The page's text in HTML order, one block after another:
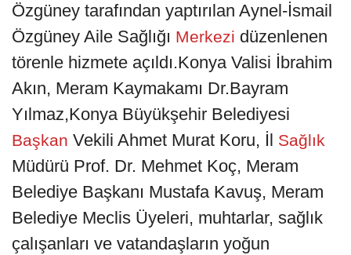
Özgüney tarafından yaptırılan Aynel-İsmail
Özgüney Aile Sağlığı Merkezi düzenlenen
törenle hizmete açıldı.Konya Valisi İbrahim
Akın, Meram Kaymakamı Dr.Bayram
Yılmaz,Konya Büyükşehir Belediyesi
Başkan Vekili Ahmet Murat Koru, İl Sağlık
Müdürü Prof. Dr. Mehmet Koç, Meram
Belediye Başkanı Mustafa Kavuş, Meram
Belediye Meclis Üyeleri, muhtarlar, sağlık
çalışanları ve vatandaşların yoğun